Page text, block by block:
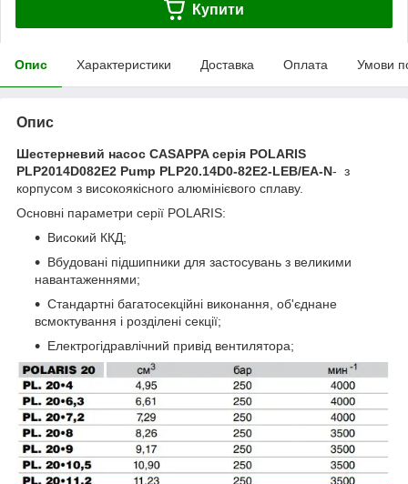
Купити
Опис Характеристики Доставка Оплата Умови
Опис
Шестерневий насос CASAPPA серія POLARIS
PLP2014D082E2 Pump PLP20.14D0-82E2-LEB/EA-N- з
корпусом з високоякісного алюмінієвого сплаву.
Основні параметри серії POLARIS:
Високий ККД;
Вбудовані підшипники для застосувань з великими
навантаженнями;
Стандартні багатосекційні виконання, об'єднане
всмоктування і розділені секції;
Електрогідравлічний привід вентилятора;